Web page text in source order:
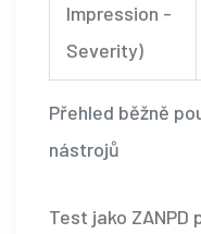
Přehled běžně
nástrojů
Impression -
Severity)
Test jako ZANPD